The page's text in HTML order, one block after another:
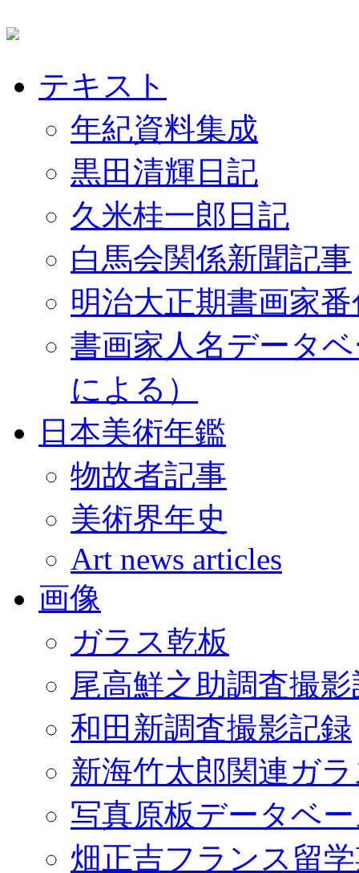
テキスト
年紀資料集成
黒田清輝日記
久米桂一郎日記
白馬会関係新聞記事
明治大正期書画家
書画家人名データ
による）
日本美術年鑑
物故者記事
美術界年史
Art news articles
画像
ガラス乾板
尾高鮮之助調査撮
和田新調査撮影記録
新海竹太郎関連ガ
写真原板データベ
畑正吉フランス留